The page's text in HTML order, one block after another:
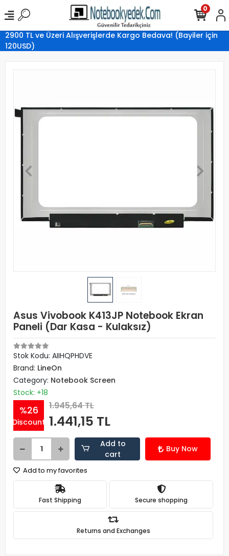
2900 TL ve Üzeri Alışverişlerde Kargo Bedava! (Bayiler için
120USD)
0
Asus Vivobook K413JP Notebook Ekran
Paneli (Dar Kasa - Kulaksız)
Stok Kodu: AIIHQPHDVE
Brand: LineOn
Category: Notebook Screen
Stock: +18
%26
Discount
1.945,64 TL
1.441,15 TL
Add to
cart
Buy Now
Add to my favorites
Fast Shipping Secure shopping
Returns and Exchanges